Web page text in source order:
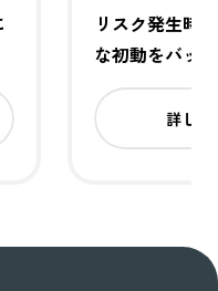
リスク発生時
な初動をバッ
詳し